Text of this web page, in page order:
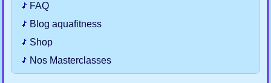
FAQ
Blog aquafitness
Shop
Nos Masterclasses